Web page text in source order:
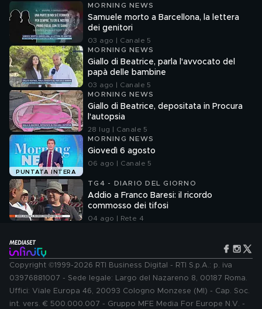
MORNING NEWS
Samuele morto a Barcellona, la lettera
dei genitori
03 ago | Canale 5
MORNING NEWS
Giallo di Beatrice, parla l'avvocato del
papà delle bambine
03 ago | Canale 5
MORNING NEWS
Giallo di Beatrice, depositata in Procura
l'autopsia
28 lug | Canale 5
PUNTATA INTERA
MORNING NEWS
Giovedì 6 agosto
06 ago | Canale 5
TG4 - DIARIO DEL GIORNO
Addio a Franco Baresi: il ricordo
commosso dei tifosi
04 ago | Rete 4
Copyright ©1999-2026 RTI Business Digital - RTI S.p.A.: p. iva
03976881007 - Sede legale: Largo del Nazareno 8, 00187 Roma.
Uffici: Viale Europa 46, 20093 Cologno Monzese (MI) - Cap. Soc.
int. vers. € 500.000.007 - Gruppo MFE Media For Europe N.V. -